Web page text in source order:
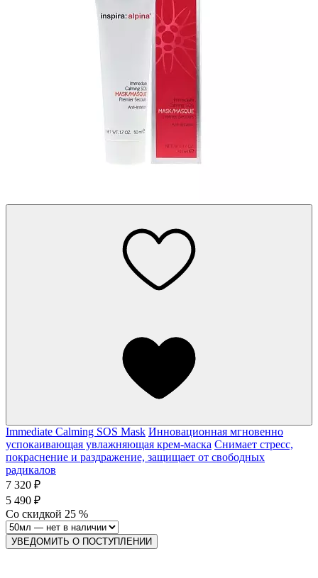
Immediate Calming SOS Mask Инновационная мгновенно
успокаивающая увлажняющая крем-маска Снимает стресс,
покраснение и раздражение, защищает от свободных
радикалов
7 320 ₽
5 490 ₽
Со скидкой 25 %
УВЕДОМИТЬ О ПОСТУПЛЕНИИ